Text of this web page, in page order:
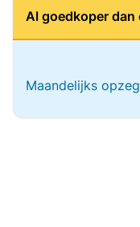
Al goedkoper dan
Maandelijks